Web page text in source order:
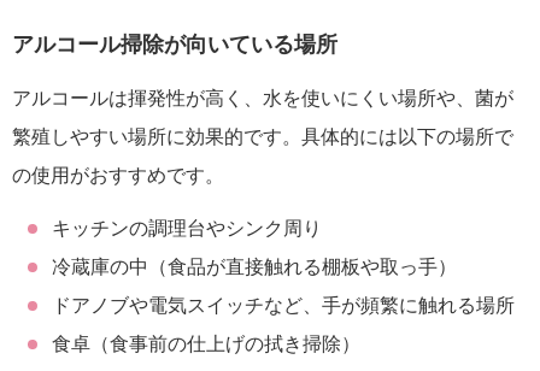
アルコール掃除が向いている場所
アルコールは揮発性が高く、水を使いにくい場所や、菌が
繁殖しやすい場所に効果的です。具体的には以下の場所で
の使用がおすすめです。
キッチンの調理台やシンク周り
冷蔵庫の中（食品が直接触れる棚板や取っ手）
ドアノブや電気スイッチなど、手が頻繁に触れる場所
食卓（食事前の仕上げの拭き掃除）